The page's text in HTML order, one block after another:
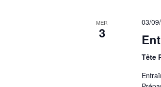
MER
3
03/
Tête